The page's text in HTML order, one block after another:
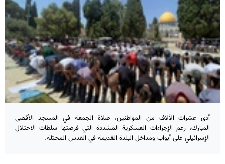
أدى عشرات الآلاف من المواطنين، صلاة الجمعة في المسجد الأقصى
المبارك، رغم الإجراءات العسكرية المشددة التي فرضتها سلطات الاحتلال
الإسرائيلي على أبواب ومداخل البلدة القديمة في القدس المحتلة.